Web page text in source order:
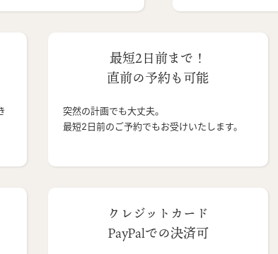
最短2日前まで！
直前の予約も可能
突然の計画でも大丈夫。
最短2日前のご予約でもお受けいたします。
クレジットカード
PayPalでの決済可